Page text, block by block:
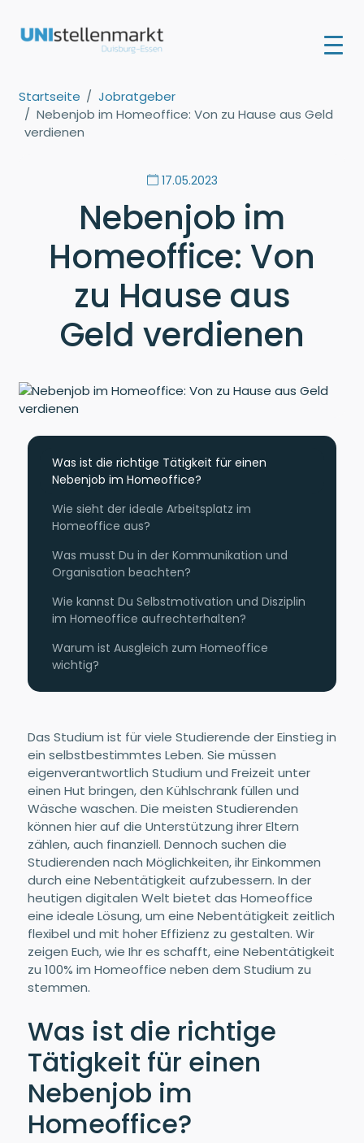
Startseite
Jobratgeber
Nebenjob im Homeoffice: Von zu Hause aus Geld
verdienen
17.05.2023
Nebenjob im
Homeoffice: Von
zu Hause aus
Geld verdienen
Was ist die richtige Tätigkeit für einen
Nebenjob im Homeoffice?
Wie sieht der ideale Arbeitsplatz im
Homeoffice aus?
Was musst Du in der Kommunikation und
Organisation beachten?
Wie kannst Du Selbstmotivation und Disziplin
im Homeoffice aufrechterhalten?
Warum ist Ausgleich zum Homeoffice
wichtig?
Das Studium ist für viele Studierende der Einstieg in
ein selbstbestimmtes Leben. Sie müssen
eigenverantwortlich Studium und Freizeit unter
einen Hut bringen, den Kühlschrank füllen und
Wäsche waschen. Die meisten Studierenden
können hier auf die Unterstützung ihrer Eltern
zählen, auch finanziell. Dennoch suchen die
Studierenden nach Möglichkeiten, ihr Einkommen
durch eine Nebentätigkeit aufzubessern. In der
heutigen digitalen Welt bietet das Homeoffice
eine ideale Lösung, um eine Nebentätigkeit zeitlich
flexibel und mit hoher Effizienz zu gestalten. Wir
zeigen Euch, wie Ihr es schafft, eine Nebentätigkeit
zu 100% im Homeoffice neben dem Studium zu
stemmen.
Was ist die richtige
Tätigkeit für einen
Nebenjob im
Homeoffice?